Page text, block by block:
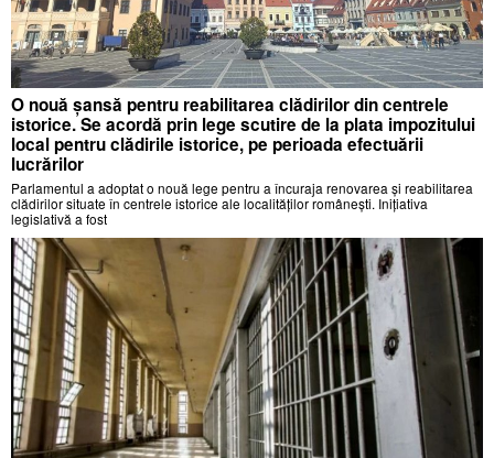
O nouă șansă pentru reabilitarea clădirilor din centrele
istorice. Se acordă prin lege scutire de la plata impozitului
local pentru clădirile istorice, pe perioada efectuării
lucrărilor
Parlamentul a adoptat o nouă lege pentru a încuraja renovarea și reabilitarea
clădirilor situate în centrele istorice ale localităților românești. Inițiativa
legislativă a fost